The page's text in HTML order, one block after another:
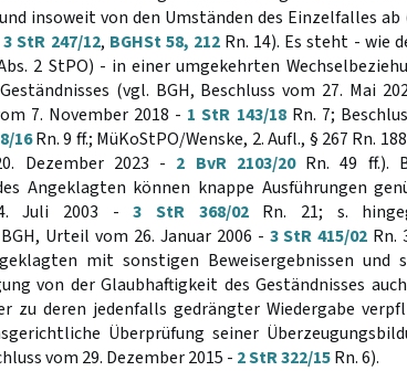
insoweit von den Umständen des Einzelfalles ab
3 StR 247/12, BGHSt 58, 212Rn. 14). Es steht - wie
2 StPO) - in einer umgekehrten
(vgl. BGH, Beschluss vom 27. Mai
7. November 2018 - 1 StR 143/18Rn. 7;
16Rn. 9 ff.; MüKoStPO/Wenske, 2. Aufl., § 267 Rn.
Dezember 2023 - 2 BvR 2103/20Rn. 49 ff.).
Angeklagten können knappe Ausführungen
Juli 2003 -3 StR 368/02Rn. 21; s.
Urteil vom 26. Januar 2006 - 3 StR 415/02 Rn.
mit sonstigen Beweisergebnissen und
von der Glaubhaftigkeit des Geständnisses
zu deren jedenfalls gedrängter Wiedergabe
Überprüfung seiner
vom 29. Dezember 2015 - 2 StR 322/15Rn. 6).